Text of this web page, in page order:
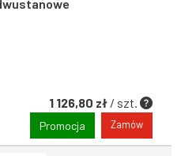
1 126,80 zł / szt.
Promocja Zamów